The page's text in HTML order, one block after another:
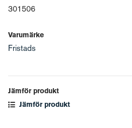
301506
Varumärke
Fristads
Jämför produkt
Jämför produkt